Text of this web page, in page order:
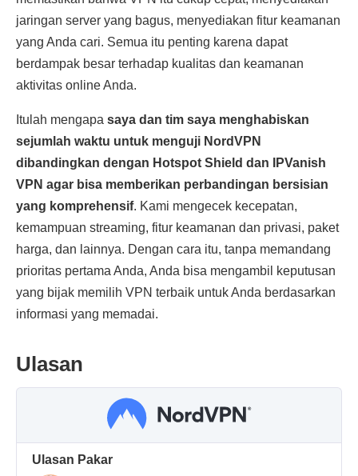
jaringan server yang bagus, menyediakan fitur keamanan
yang Anda cari. Semua itu penting karena dapat
berdampak besar terhadap kualitas dan keamanan
aktivitas online Anda.
Itulah mengapa saya dan tim saya menghabiskan
sejumlah waktu untuk menguji NordVPN
dibandingkan dengan Hotspot Shield dan IPVanish
VPN agar bisa memberikan perbandingan bersisian
yang komprehensif. Kami mengecek kecepatan,
kemampuan streaming, fitur keamanan dan privasi, paket
harga, dan lainnya. Dengan cara itu, tanpa memandang
prioritas pertama Anda, Anda bisa mengambil keputusan
yang bijak memilih VPN terbaik untuk Anda berdasarkan
informasi yang memadai.
Ulasan
Ulasan Pakar